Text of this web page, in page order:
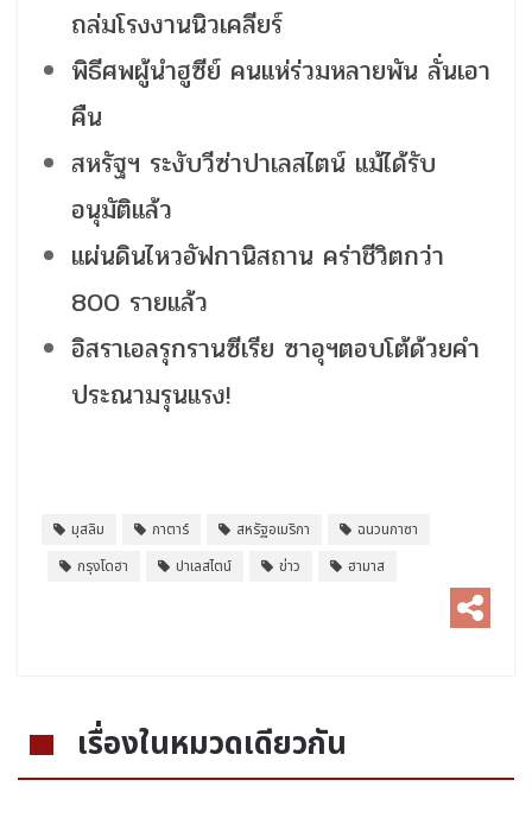
ถล่มโรงงานนิวเคลียร์
พิธีศพผู้นำฮูซีย์ คนแห่ร่วมหลายพัน ลั่นเอา
คืน
สหรัฐฯ ระงับวีซ่าปาเลสไตน์ แม้ได้รับ
อนุมัติแล้ว
แผ่นดินไหวอัฟกานิสถาน คร่าชีวิตกว่า
800 รายแล้ว
อิสราเอลรุกรานซีเรีย ซาอุฯตอบโต้ด้วยคำ
ประณามรุนแรง!
มุสลิม กาตาร์ สหรัฐอเมริกา
ฉนวนกาซา
กรุงโดฮา
ปาเลสไตน์ ข่าว ฮามาส
เรื่องในหมวดเดียวกัน